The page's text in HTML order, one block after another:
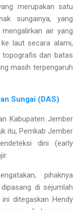
merupakan satu
sungainya, yang
air yang
laut secara alami,
dan batas
masih terpengaruh
Sungai (DAS)
Kabupaten Jember
itu, Pemkab Jember
dini (early
pihaknya
di sejumlah
ditegaskan Hendy